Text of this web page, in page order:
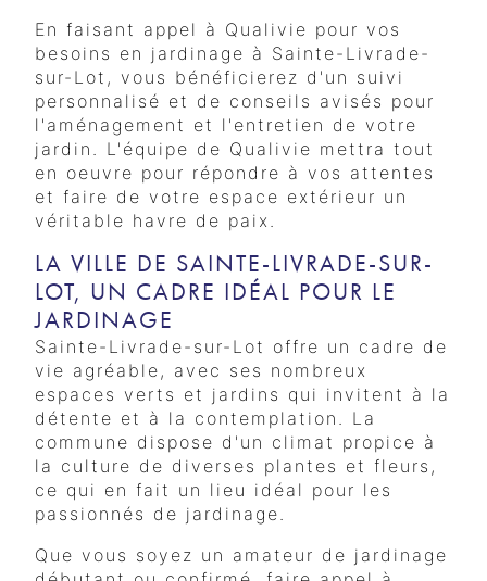
En faisant appel à Qualivie pour vos
besoins en jardinage à Sainte-Livrade-
sur-Lot, vous bénéficierez d'un suivi
personnalisé et de conseils avisés pour
l'aménagement et l'entretien de votre
jardin. L'équipe de Qualivie mettra tout
en oeuvre pour répondre à vos attentes
et faire de votre espace extérieur un
véritable havre de paix.
LA VILLE DE SAINTE-LIVRADE-SUR-
LOT, UN CADRE IDÉAL POUR LE
JARDINAGE
Sainte-Livrade-sur-Lot offre un cadre de
vie agréable, avec ses nombreux
espaces verts et jardins qui invitent à la
détente et à la contemplation. La
commune dispose d'un climat propice à
la culture de diverses plantes et fleurs,
ce qui en fait un lieu idéal pour les
passionnés de jardinage.
Que vous soyez un amateur de jardinage